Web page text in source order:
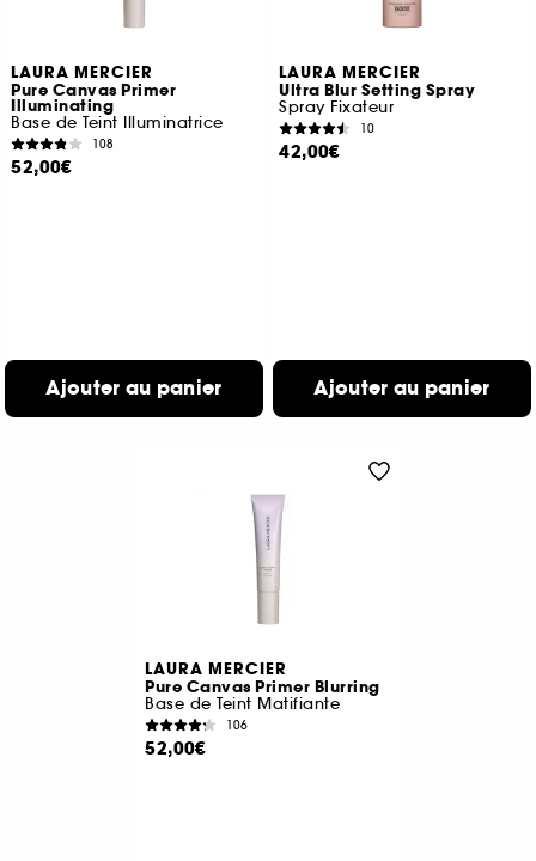
LAURA MERCIER
Pure Canvas Primer
Illuminating
Base de Teint Illuminatrice
108
52,00€
Ajouter au panier
LAURA MERCIER
Ultra Blur Setting Spray
Spray Fixateur
10
42,00€
Ajouter au panier
LAURA MERCIER
Pure Canvas Primer Blurring
Base de Teint Matifiante
106
52,00€